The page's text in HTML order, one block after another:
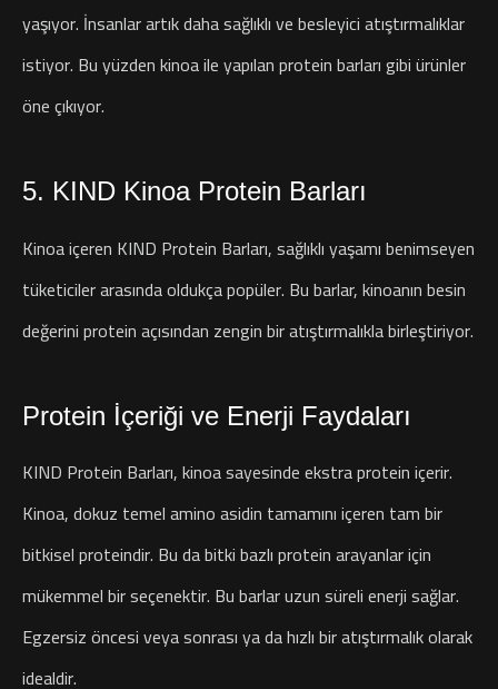
yaşıyor. İnsanlar artık daha sağlıklı ve besleyici atıştırmalıklar
istiyor. Bu yüzden kinoa ile yapılan protein barları gibi ürünler
öne çıkıyor.
5. KIND Kinoa Protein Barları
Kinoa içeren KIND Protein Barları, sağlıklı yaşamı benimseyen
tüketiciler arasında oldukça popüler. Bu barlar, kinoanın besin
değerini protein açısından zengin bir atıştırmalıkla birleştiriyor.
Protein İçeriği ve Enerji Faydaları
KIND Protein Barları, kinoa sayesinde ekstra protein içerir.
Kinoa, dokuz temel amino asidin tamamını içeren tam bir
bitkisel proteindir. Bu da bitki bazlı protein arayanlar için
mükemmel bir seçenektir. Bu barlar uzun süreli enerji sağlar.
Egzersiz öncesi veya sonrası ya da hızlı bir atıştırmalık olarak
idealdir.